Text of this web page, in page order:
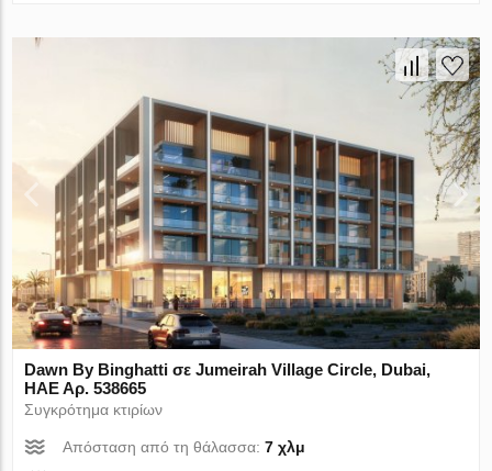
Dawn By Binghatti σε Jumeirah Village Circle, Dubai,
ΗΑΕ Αρ. 538665
Συγκρότημα κτιρίων
Απόσταση από τη θάλασσα:7 χλμ